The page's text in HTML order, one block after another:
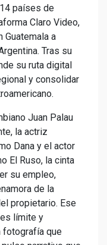
países de
Claro Video,
Guatemala a
Tras su
su ruta digital
y consolidar
Juan Palau
la actriz
Dana y el actor
El Ruso, la cinta
su empleo,
de la
propietario. Ese
límite y
fotografía que